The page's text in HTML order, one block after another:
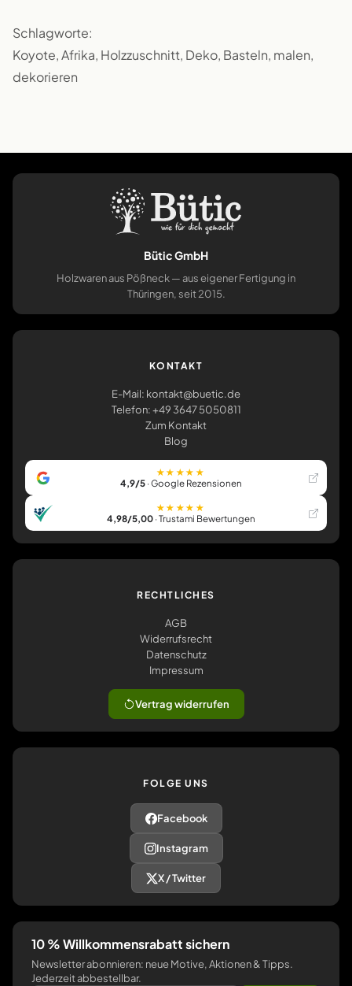
Schlagworte:
Koyote, Afrika, Holzzuschnitt, Deko, Basteln, malen,
dekorieren
Bütic GmbH
Holzwaren aus Pößneck — aus eigener Fertigung in
Thüringen, seit 2015.
KONTAKT
E-Mail: kontakt@buetic.de
Telefon: +49 3647 5050811
Zum Kontakt
Blog
★★★★★
4,9/5· Google Rezensionen
★★★★★
4,98/5,00· Trustami Bewertungen
RECHTLICHES
AGB
Widerrufsrecht
Datenschutz
Impressum
Vertrag widerrufen
FOLGE UNS
Facebook
Instagram
X / Twitter
10 % Willkommensrabatt sichern
Newsletter abonnieren: neue Motive, Aktionen & Tipps.
Jederzeit abbestellbar.